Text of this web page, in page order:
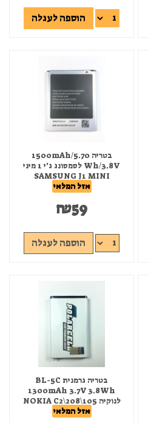
הוספה לעגלה
בטריה 1500mAh/5.70
Wh/3.8V לסמסונג ג'י 1 מיני
SAMSUNG J1 MINI
אזל המלאי
₪59
הוספה לעגלה
בטריה גרמנית BL-5C
1300mAh 3.7V 3.8Wh
לנוקיה NOKIA C2\208\105
אזל המלאי